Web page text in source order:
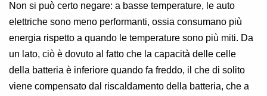
Non si può certo negare: a basse temperature, le auto
elettriche sono meno performanti, ossia consumano più
energia rispetto a quando le temperature sono più miti. Da
un lato, ciò è dovuto al fatto che la capacità delle celle
della batteria è inferiore quando fa freddo, il che di solito
viene compensato dal riscaldamento della batteria, che a